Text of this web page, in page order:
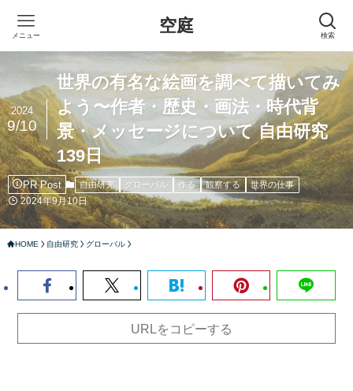
空庭 検索
メニュー
世界の有名な絵画を調べて描いてみ
よう〜作者・歴史・画法・時代背
景・メッセージについて 自由研究
139日
2024
9/10
PR Post 自由研究 グローバル 作る 観察する 世界の仕事
2024年9月10日
HOME 自由研究 グローバル
URLをコピーする